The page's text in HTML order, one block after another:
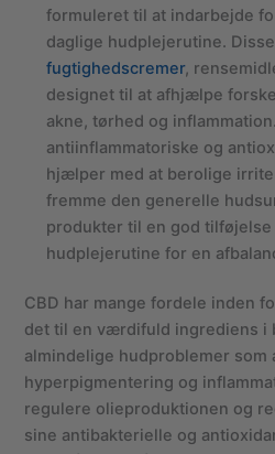
formuleret til at indarbejde
daglige hudplejerutine.
fugtighedscremer,
designet til at afhjælpe
akne, tørhed og inflammation.
antiinflammatoriske og
hjælper med at berolige
fremme den generelle
produkter til en god
hudplejerutine for en
CBD har mange fordele inden
det til en værdifuld ingrediens i
almindelige hudproblemer som
hyperpigmentering og
regulere olieproduktionen og
sine antibakterielle og